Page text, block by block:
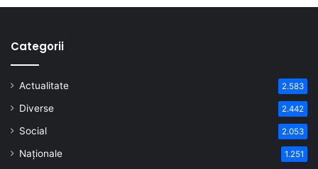
Categorii
Actualitate 2.583
Diverse 2.442
Social 2.053
Naționale 1.251